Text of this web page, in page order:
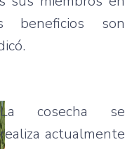
beneficios son
.
La cosecha se
realiza actualmente